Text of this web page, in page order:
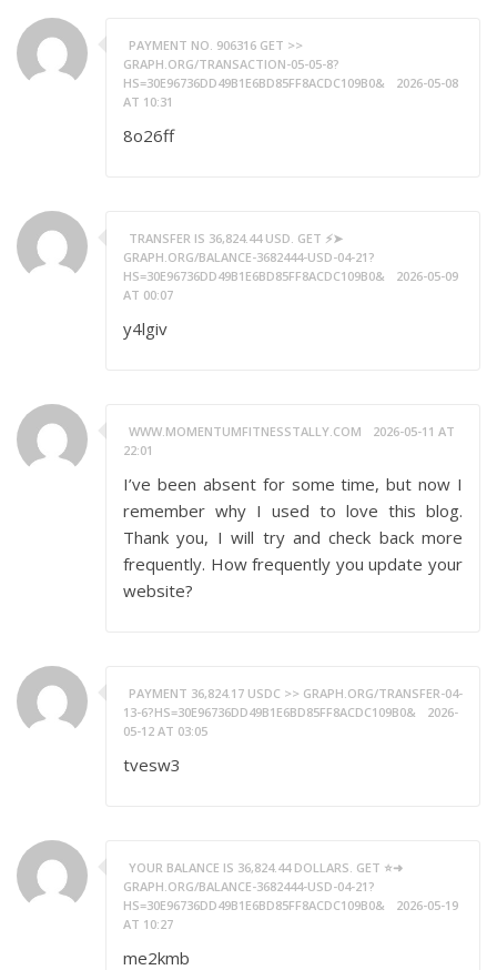
PAYMENT NO. 906316 GET >>
GRAPH.ORG/TRANSACTION-05-05-8?
HS=30E96736DD49B1E6BD85FF8ACDC109B0&
2026-05-08
AT 10:31
8o26ff
TRANSFER IS 36,824.44 USD. GET ⚡➤
GRAPH.ORG/BALANCE-3682444-USD-04-21?
HS=30E96736DD49B1E6BD85FF8ACDC109B0&
2026-05-09
AT 00:07
y4lgiv
WWW.MOMENTUMFITNESSTALLY.COM
2026-05-11 AT
22:01
I’ve been absent for some time, but now I
remember why I used to love this blog.
Thank you, I will try and check back more
frequently. How frequently you update your
website?
PAYMENT 36,824.17 USDC >> GRAPH.ORG/TRANSFER-04-
13-6?HS=30E96736DD49B1E6BD85FF8ACDC109B0&
2026-
05-12 AT 03:05
tvesw3
YOUR BALANCE IS 36,824.44 DOLLARS. GET ⭐➜
GRAPH.ORG/BALANCE-3682444-USD-04-21?
HS=30E96736DD49B1E6BD85FF8ACDC109B0&
2026-05-19
AT 10:27
me2kmb